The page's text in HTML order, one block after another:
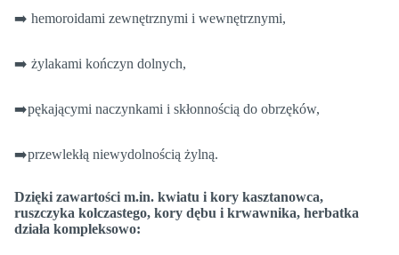
➡️ hemoroidami zewnętrznymi i wewnętrznymi,
➡️ żylakami kończyn dolnych,
➡️pękającymi naczynkami i skłonnością do obrzęków,
➡️przewlekłą niewydolnością żylną.
Dzięki zawartości m.in. kwiatu i kory kasztanowca,
ruszczyka kolczastego, kory dębu i krwawnika, herbatka
działa kompleksowo: